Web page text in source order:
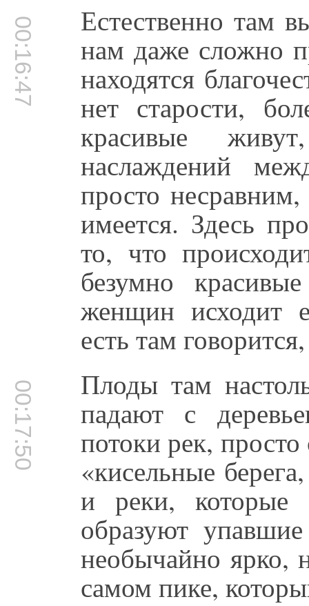
00:16:47 Естественно там
нам даже сложно
находятся
нет старости,
красивые
наслаждений
просто несравним,
имеется. Здесь
то, что
безумно
женщин исходит
есть там
00:17:50 Плоды там
падают с
потоки рек, просто
«кисельные
и реки, которые
образуют
необычайно ярко,
самом пике,